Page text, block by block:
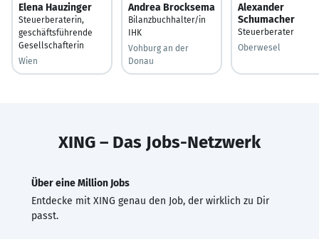
Elena Hauzinger
Steuerberaterin,
geschäftsführende
Gesellschafterin
Wien
Andrea Brocksema
Bilanzbuchhalter/in
IHK
Vohburg an der
Donau
Alexander
Schumacher
Steuerberater
Oberwesel
XING – Das Jobs-Netzwerk
Über eine Million Jobs
Entdecke mit XING genau den Job, der wirklich zu Dir
passt.